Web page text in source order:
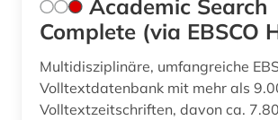
designregister (1)
deutsch (1)
deutschland (3)
Academic Search
Complete (via EBSCO
Multidisziplinäre, umfangreiche
Volltextdatenbank mit mehr als
Volltextzeitschriften, davon ca.